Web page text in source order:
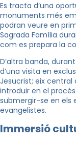
Es tracta d’una
monuments més
podran veure en
Sagrada Família
com es prepara la
D’altra banda,
d’una visita en
Jesucrist; eix
introduir en el
submergir-se en els
evangelistes.
Immersió